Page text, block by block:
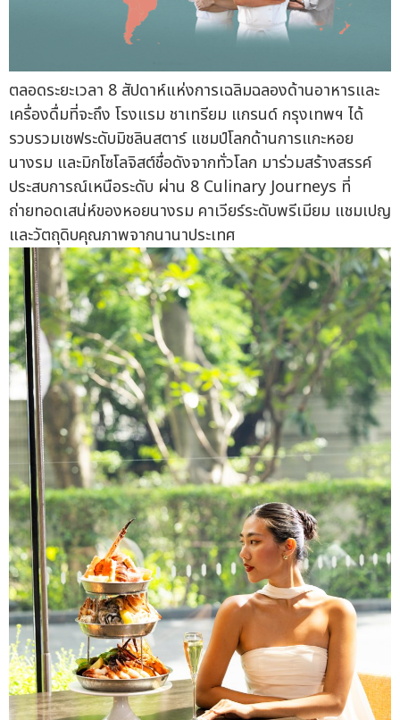
ตลอดระยะเวลา 8 สัปดาห์แห่งการเฉลิมฉลองด้านอาหารและ
เครื่องดื่มที่จะถึง โรงแรม ชาเทรียม แกรนด์ กรุงเทพฯ ได้
รวบรวมเชฟระดับมิชลินสตาร์ แชมป์โลกด้านการแกะหอย
นางรม และมิกโซโลจิสต์ชื่อดังจากทั่วโลก มาร่วมสร้างสรรค์
ประสบการณ์เหนือระดับ ผ่าน 8 Culinary Journeys ที่
ถ่ายทอดเสน่ห์ของหอยนางรม คาเวียร์ระดับพรีเมียม แชมเปญ
และวัตถุดิบคุณภาพจากนานาประเทศ